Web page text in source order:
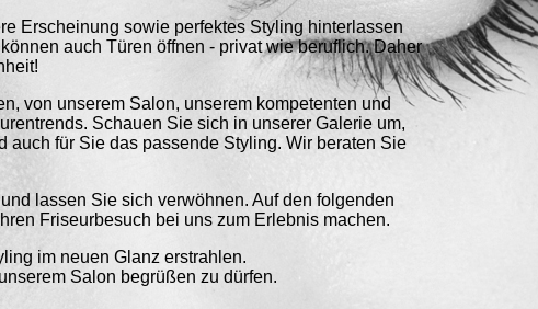
Erscheinung sowie perfektes Styling hinterlassen
auch Türen öffnen - privat wie beruflich. Daher
von unserem Salon, unserem kompetenten und
Schauen Sie sich in unserer Galerie um,
auch für Sie das passende Styling. Wir beraten Sie
lassen Sie sich verwöhnen. Auf den folgenden
Friseurbesuch bei uns zum Erlebnis machen.
im neuen Glanz erstrahlen.
Salon begrüßen zu dürfen.